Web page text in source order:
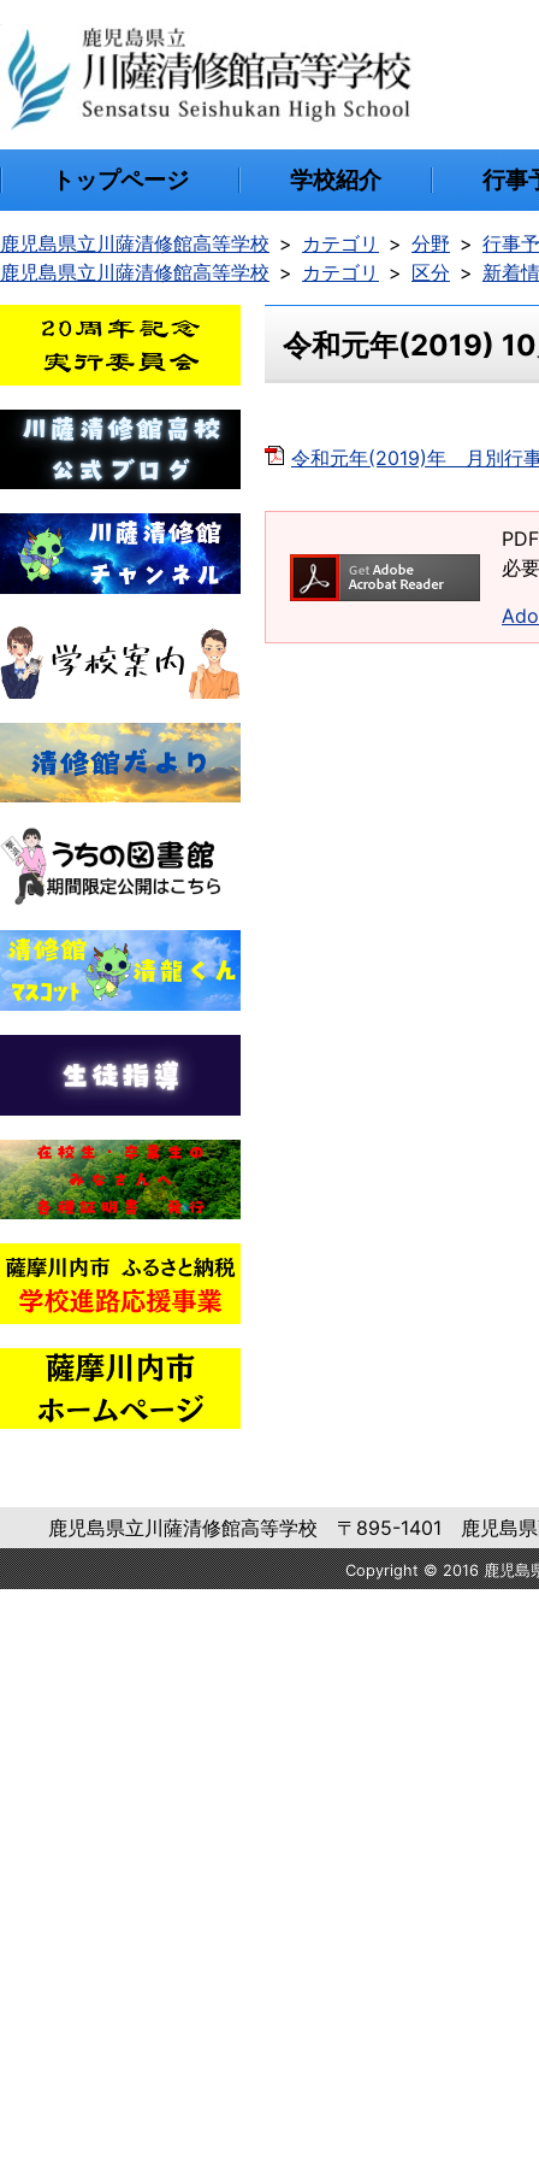
トップページ 学校紹介 行事
鹿児島県立川薩清修館高等学校 カテゴリ 分野
行事
鹿児島県立川薩清修館高等学校
カテゴリ 区分 新着
令和元年(2019)
令和元年(2019)年 月別行
必
鹿児島県立川薩清修館高等学校 〒895-1401 鹿児
Copyright © 2016 鹿児島